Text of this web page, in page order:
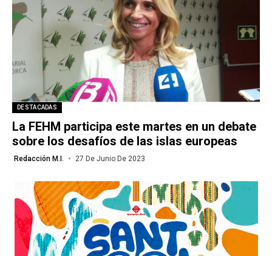
DESTACADAS
La FEHM participa este martes en un debate
sobre los desafíos de las islas europeas
Redacción M.I. 27 De Junio De 2023